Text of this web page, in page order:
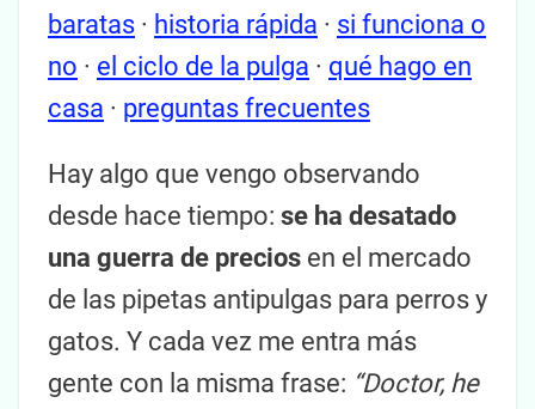
baratas · historia rápida · si funciona o
no · el ciclo de la pulga · qué hago en
casa · preguntas frecuentes
Hay algo que vengo observando
desde hace tiempo: se ha desatado
una guerra de precios en el mercado
de las pipetas antipulgas para perros y
gatos. Y cada vez me entra más
gente con la misma frase: “Doctor, he